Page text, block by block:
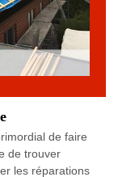
de faire
de trouver
les réparations